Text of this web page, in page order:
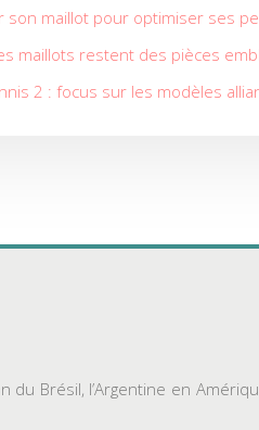
son maillot pour optimiser ses
maillots restent des pièces
2 : focus sur les modèles
Brésil, l’Argentine en